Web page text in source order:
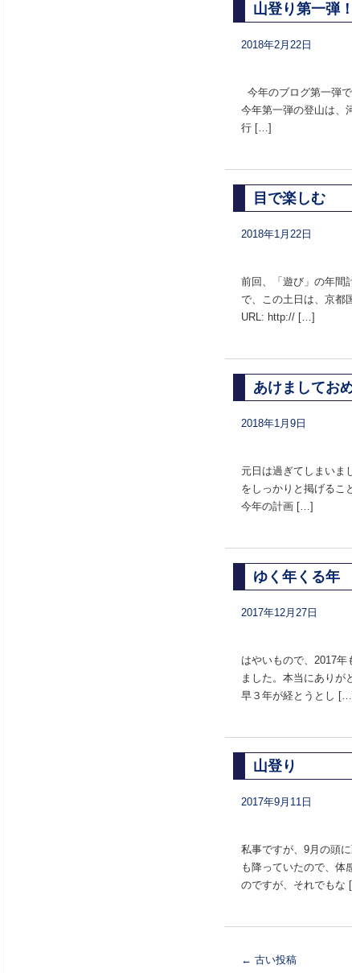
山登り第一弾！
2018年2月22日
今年のブログ第一弾
今年第一弾の登山は、
行 […]
目で楽しむ
2018年1月22日
前回、「遊び」の年間
で、この土日は、京都
URL: http:// […]
あけましてお
2018年1月9日
元日は過ぎてしまいま
をしっかりと掲げるこ
今年の計画 […]
ゆく年くる年
2017年12月27日
はやいもので、2017
ました。本当にありが
早３年が経とうとし
山登り
2017年9月11日
私事ですが、9月の頭
も降っていたので、体
のですが、それでもな
← 古い投稿